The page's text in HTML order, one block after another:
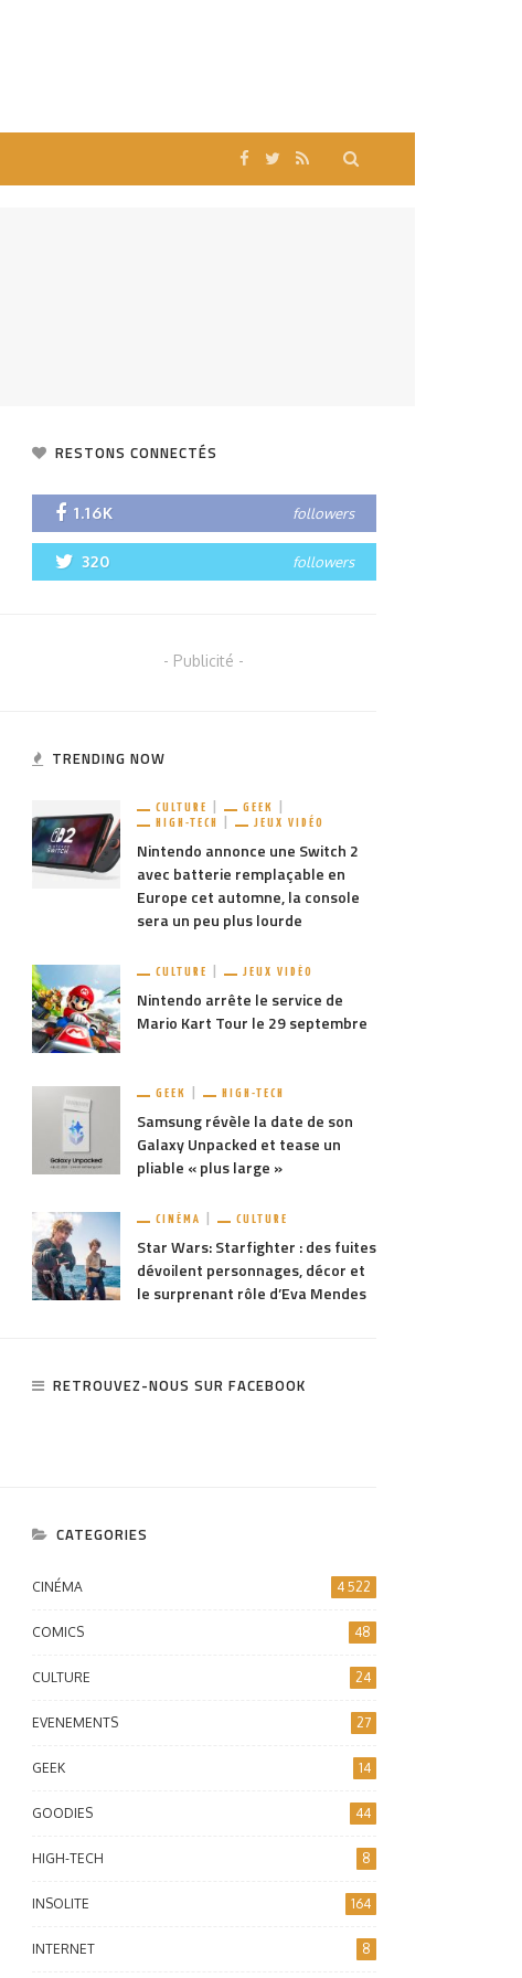
RESTONS CONNECTÉS
1.16K followers
320 followers
- Publicité -
TRENDING NOW
CULTURE
GEEK
HIGH-TECH
JEUX VIDÉO
Nintendo annonce une Switch 2
avec batterie remplaçable en
Europe cet automne, la console
sera un peu plus lourde
CULTURE JEUX VIDÉO
Nintendo arrête le service de
Mario Kart Tour le 29 septembre
GEEK HIGH-TECH
Samsung révèle la date de son
Galaxy Unpacked et tease un
pliable « plus large »
CINÉMA CULTURE
Star Wars: Starfighter : des fuites
dévoilent personnages, décor et
le surprenant rôle d’Eva Mendes
RETROUVEZ-NOUS SUR FACEBOOK
CATEGORIES
CINÉMA 4 522
COMICS 48
CULTURE 24
EVENEMENTS 27
GEEK 14
GOODIES 44
HIGH-TECH 8
INSOLITE 164
INTERNET 8